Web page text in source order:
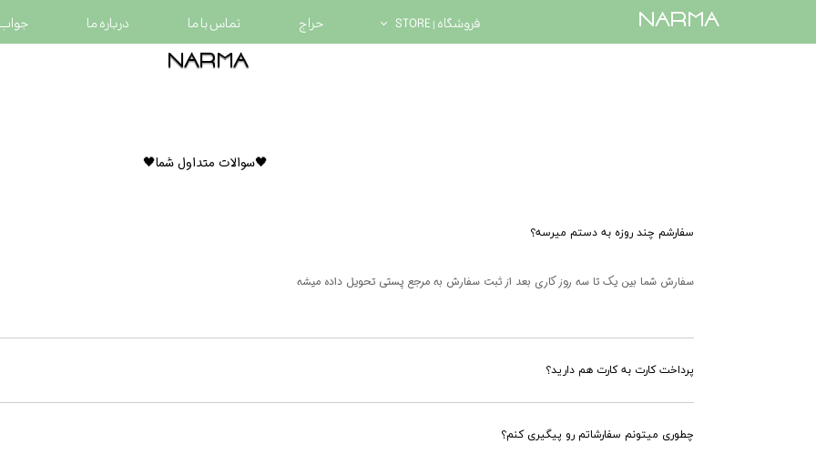
​narma فروشگاه | STORE حراج تماس با ما درباره ما
🖤سوالات متداول شما🖤
سفارشم چند روزه به دستم میرسه؟
سفارش شما بین یک تا سه روز کاری بعد از ثبت سفارش به مرجع پستی تحویل داده میشه
پرداخت کارت به کارت هم دارید؟
چطوری میتونم سفارشاتم رو پیگیری کنم؟
​narma
​narma